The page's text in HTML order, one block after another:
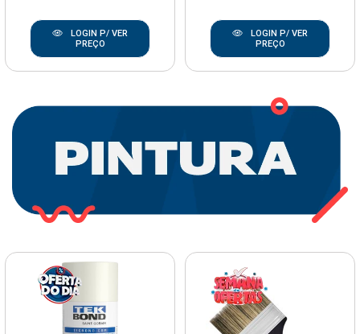
LOGIN P/ VER
PREÇO
LOGIN P/ VER
PREÇO